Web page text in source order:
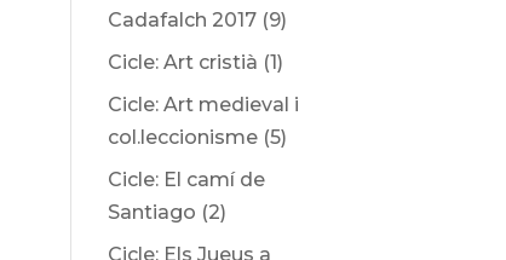
Cadafalch 2017 (9)
Cicle: Art cristià (1)
Cicle: Art medieval i
col.leccionisme (5)
Cicle: El camí de
Santiago (2)
Cicle: Els Jueus a